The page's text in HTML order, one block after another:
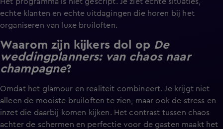
echte klanten en echte uitdagingen die horen bij het
organiseren van luxe bruiloften.
Waarom zijn kijkers dol op De
weddingplanners: van chaos naar
champagne?
Omdat het glamour en realiteit combineert. Je krijgt niet
alleen de mooiste bruiloften te zien, maar ook de stress en
inzet die daarbij komen kijken. Het contrast tussen chaos
achter de schermen en perfectie voor de gasten maakt het